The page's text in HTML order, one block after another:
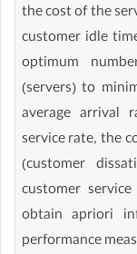
the cost of the
customer idle
optimum
(servers) to
average arrival
service rate, the
(customer
customer
obtain apriori
performance